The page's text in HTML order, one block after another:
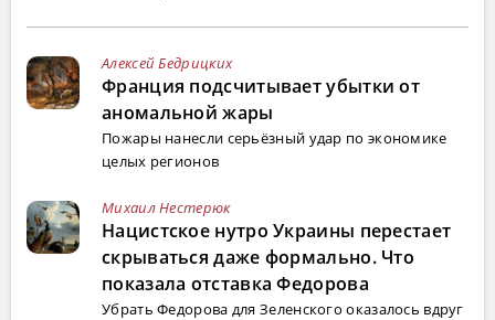
Алексей Бедрицких
Франция подсчитывает убытки от
аномальной жары
Пожары нанесли серьёзный удар по экономике
целых регионов
Михаил Нестерюк
Нацистское нутро Украины перестает
скрываться даже формально. Что
показала отставка Федорова
Убрать Федорова для Зеленского оказалось вдруг